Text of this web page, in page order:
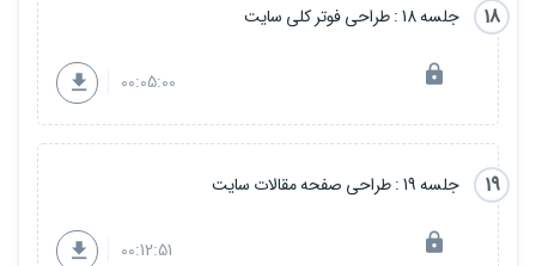
18 جلسه 18 : طراحی فوتر کلی سایت
00:05:00
19 جلسه 19 : طراحی صفحه مقالات سایت
00:12:51